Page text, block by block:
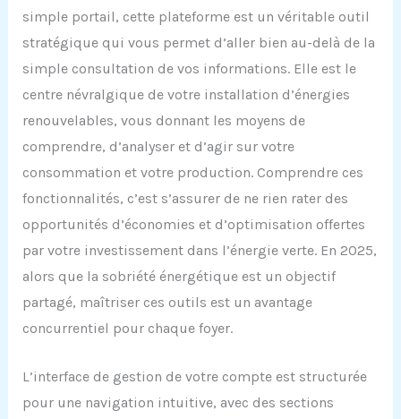
simple portail, cette plateforme est un véritable outil
stratégique qui vous permet d’aller bien au-delà de la
simple consultation de vos informations. Elle est le
centre névralgique de votre installation d’énergies
renouvelables, vous donnant les moyens de
comprendre, d’analyser et d’agir sur votre
consommation et votre production. Comprendre ces
fonctionnalités, c’est s’assurer de ne rien rater des
opportunités d’économies et d’optimisation offertes
par votre investissement dans l’énergie verte. En 2025,
alors que la sobriété énergétique est un objectif
partagé, maîtriser ces outils est un avantage
concurrentiel pour chaque foyer.
L’interface de gestion de votre compte est structurée
pour une navigation intuitive, avec des sections